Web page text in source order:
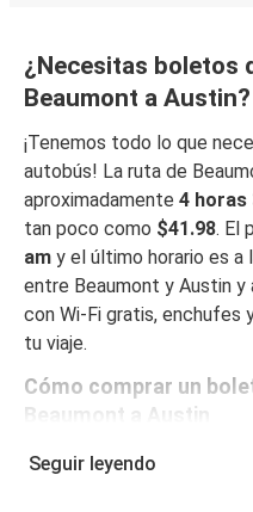
¿Necesitas boletos
Beaumont a Austin?
¡Tenemos todo lo que
autobús! La ruta de
aproximadamente 4 horas
tan poco como $41.98. El
am y el último horario es a
entre Beaumont y Austin y
con Wi-Fi gratis, enchufes
tu viaje.
Cómo comprar un
Beaumont a Austin
Reservar un boleto con
Seguir leyendo